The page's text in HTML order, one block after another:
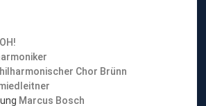
Chor Brünn
Marcus Bosch